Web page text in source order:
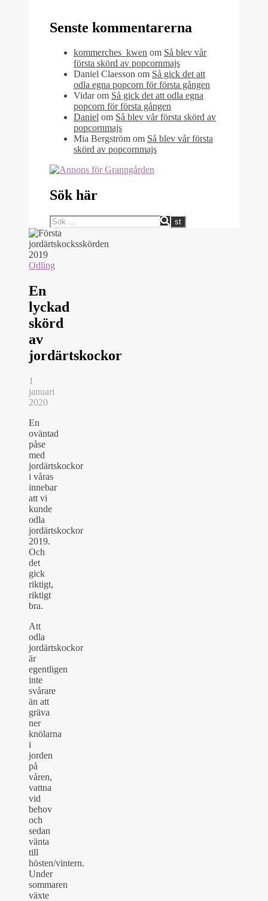
Senste kommentarerna
kommerches_kwen om Så blev vår
första skörd av popcornmajs
Daniel Claesson om Så gick det att
odla egna popcorn för första gången
Vidarom Så gick det att odla egna
popcorn för första gången
Daniel om Så blev vår första skörd av
popcornmajs
Mia Bergström om Så blev vår första
skörd av popcornmajs
Sök här
Odling
En
lyckad
skörd
av
jordärtskockor
1
januari
2020
En
oväntad
påse
med
jordärtskockor
i våras
innebar
att vi
kunde
odla
jordärtskockor
2019.
Och
det
gick
riktigt,
riktigt
bra.
Att
odla
jordärtskockor
är
egentligen
inte
svårare
än att
gräva
ner
knölarna
i
jorden
på
våren,
vattna
vid
behov
och
sedan
vänta
till
hösten/vintern.
Under
sommaren
växte